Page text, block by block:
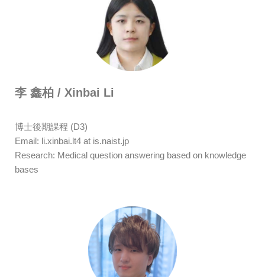
李 鑫柏 / Xinbai Li
博士後期課程 (D3)
Email: li.xinbai.lt4 at is.naist.jp
Research: Medical question answering based on knowledge
bases